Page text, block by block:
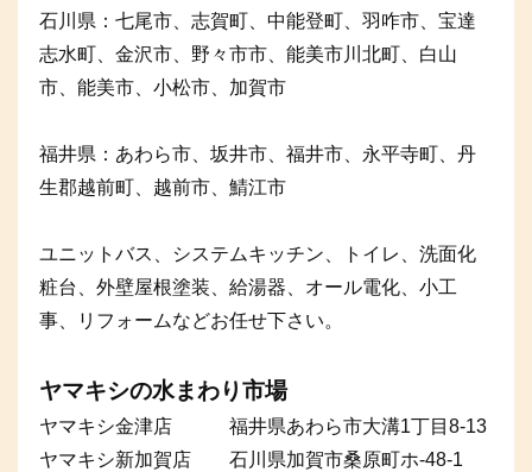
石川県：七尾市、志賀町、中能登町、羽咋市、宝達
志水町、金沢市、野々市市、能美市川北町、白山
市、能美市、小松市、加賀市
福井県：あわら市、坂井市、福井市、永平寺町、丹
生郡越前町、越前市、鯖江市
ユニットバス、システムキッチン、トイレ、洗面化
粧台、外壁屋根塗装、給湯器、オール電化、小工
事、リフォームなどお任せ下さい。
ヤマキシの水まわり市場
ヤマキシ金津店 福井県あわら市大溝1丁目8-13
ヤマキシ新加賀店 石川県加賀市桑原町ホ-48-1